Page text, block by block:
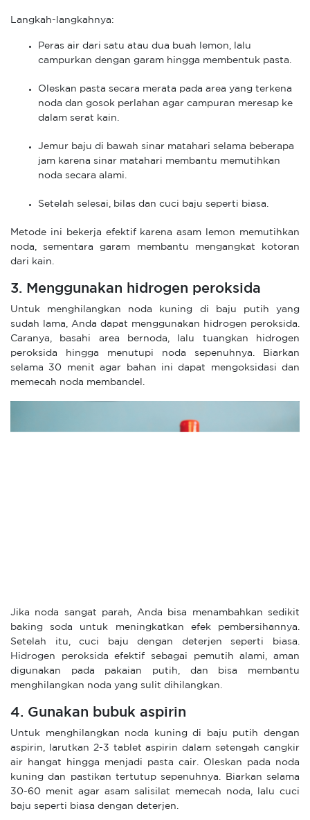
Langkah-langkahnya:
Peras air dari satu atau dua buah lemon, lalu
campurkan dengan garam hingga membentuk pasta.
Oleskan pasta secara merata pada area yang terkena
noda dan gosok perlahan agar campuran meresap ke
dalam serat kain.
Jemur baju di bawah sinar matahari selama beberapa
jam karena sinar matahari membantu memutihkan
noda secara alami.
Setelah selesai, bilas dan cuci baju seperti biasa.
Metode ini bekerja efektif karena asam lemon memutihkan
noda, sementara garam membantu mengangkat kotoran
dari kain.
3. Menggunakan hidrogen peroksida
Untuk menghilangkan noda kuning di baju putih yang
sudah lama, Anda dapat menggunakan hidrogen peroksida.
Caranya, basahi area bernoda, lalu tuangkan hidrogen
peroksida hingga menutupi noda sepenuhnya. Biarkan
selama 30 menit agar bahan ini dapat mengoksidasi dan
memecah noda membandel.
Jika noda sangat parah, Anda bisa menambahkan sedikit
baking soda untuk meningkatkan efek pembersihannya.
Setelah itu, cuci baju dengan deterjen seperti biasa.
Hidrogen peroksida efektif sebagai pemutih alami, aman
digunakan pada pakaian putih, dan bisa membantu
menghilangkan noda yang sulit dihilangkan.
4. Gunakan bubuk aspirin
Untuk menghilangkan noda kuning di baju putih dengan
aspirin, larutkan 2-3 tablet aspirin dalam setengah cangkir
air hangat hingga menjadi pasta cair. Oleskan pada noda
kuning dan pastikan tertutup sepenuhnya. Biarkan selama
30-60 menit agar asam salisilat memecah noda, lalu cuci
baju seperti biasa dengan deterjen.